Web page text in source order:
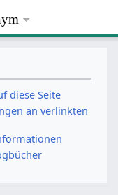
diese Seite
an verlinkten